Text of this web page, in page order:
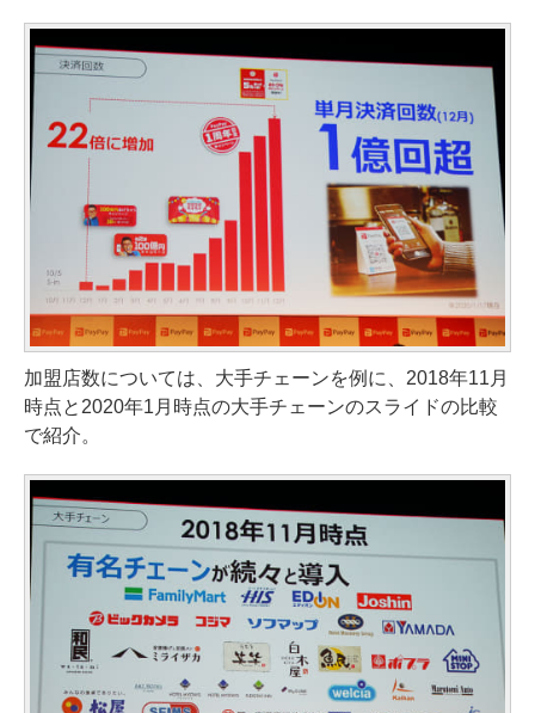
加盟店数については、大手チェーンを例に、2018年11月
時点と2020年1月時点の大手チェーンのスライドの比較
で紹介。